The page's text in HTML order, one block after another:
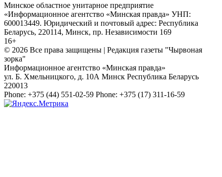
Минское областное унитарное предприятие
«Информационное агентство «Минская правда» УНП:
600013449. Юридический и почтовый адрес: Республика
Беларусь, 220114, Минск, пр. Независимости 169
16+
© 2026 Все права защищены | Редакция газеты "Чырвоная
зорка"
Информационное агентство «Минская правда»
ул. Б. Хмельницкого, д. 10А Минск Республика Беларусь
220013
Phone: +375 (44) 551-02-59 Phone: +375 (17) 311-16-59